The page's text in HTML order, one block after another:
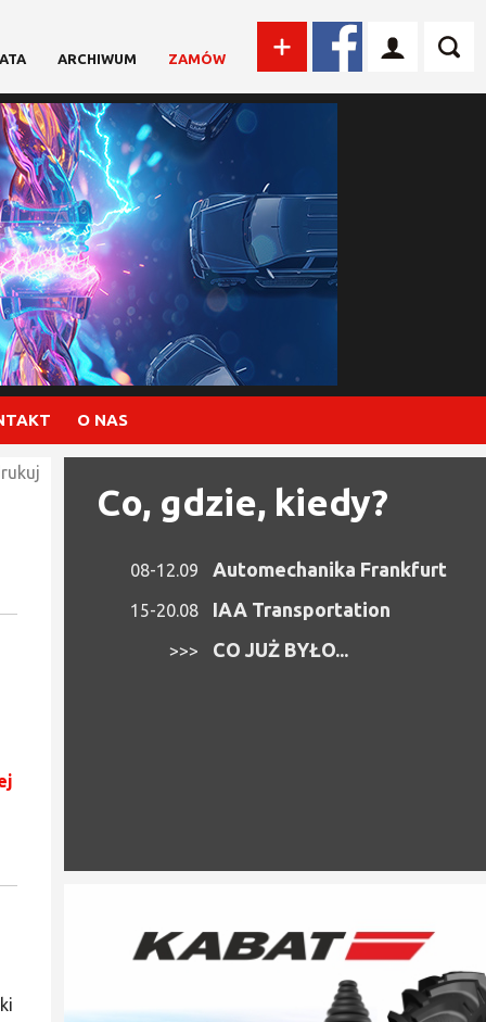
ARCHIWUM ZAMÓW
O NAS
Co, gdzie, kiedy?
08-12.09 Automechanika Frankfurt
15-20.08 IAA Transportation
>>> CO JUŻ BYŁO...